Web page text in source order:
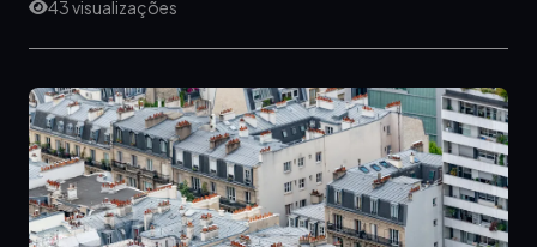
43 visualizações